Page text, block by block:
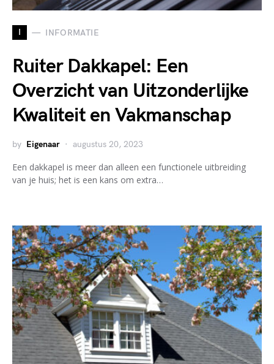
I INFORMATIE
Ruiter Dakkapel: Een
Overzicht van Uitzonderlijke
Kwaliteit en Vakmanschap
by Eigenaar augustus 20, 2023
Een dakkapel is meer dan alleen een functionele uitbreiding
van je huis; het is een kans om extra…